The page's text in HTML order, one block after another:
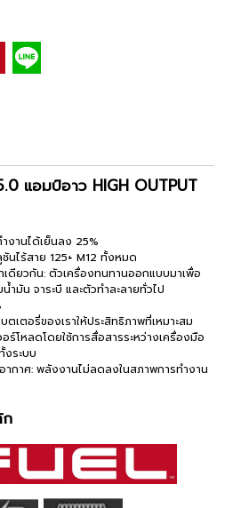
แอมป์อาว HIGH OUTPUT
งานได้เย็นลง 25%
นไร้สาย 125+ M12 ทั้งหมด
เดียวกัน: ตัวเครื่องทนทานออกแบบมาเพื่อ
มัน จาระบี และตัวทำละลายทั่วไป
ตเตอรี่ของเราให้ประสิทธิภาพที่เหมาะสม
ร์โหลดโดยใช้การสื่อสารระหว่างเครื่องมือ
ระบบ
ากาศ: พลังงานไม่ลดลงในสภาพการทำงาน